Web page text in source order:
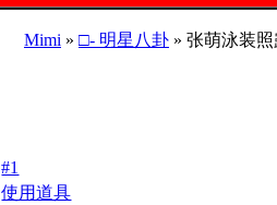
Mimi » □- 明星八卦» 张萌泳装照
#1
使用道具